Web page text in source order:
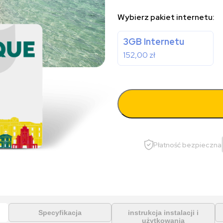
Wybierz pakiet internetu:
3GB Internetu
152,00 zł
Płatność bezpieczna
Specyfikacja
instrukcja instalacji i
użytkowania